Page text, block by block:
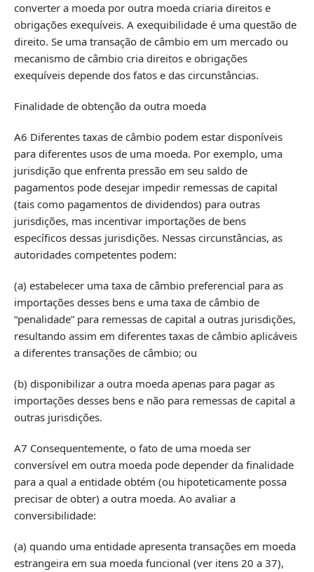
converter a moeda por outra moeda criaria direitos e
obrigações exequíveis. A exequibilidade é uma questão de
direito. Se uma transação de câmbio em um mercado ou
mecanismo de câmbio cria direitos e obrigações
exequíveis depende dos fatos e das circunstâncias.
Finalidade de obtenção da outra moeda
A6 Diferentes taxas de câmbio podem estar disponíveis
para diferentes usos de uma moeda. Por exemplo, uma
jurisdição que enfrenta pressão em seu saldo de
pagamentos pode desejar impedir remessas de capital
(tais como pagamentos de dividendos) para outras
jurisdições, mas incentivar importações de bens
específicos dessas jurisdições. Nessas circunstâncias, as
autoridades competentes podem:
(a) estabelecer uma taxa de câmbio preferencial para as
importações desses bens e uma taxa de câmbio de
“penalidade” para remessas de capital a outras jurisdições,
resultando assim em diferentes taxas de câmbio aplicáveis
a diferentes transações de câmbio; ou
(b) disponibilizar a outra moeda apenas para pagar as
importações desses bens e não para remessas de capital a
outras jurisdições.
A7 Consequentemente, o fato de uma moeda ser
conversível em outra moeda pode depender da finalidade
para a qual a entidade obtém (ou hipoteticamente possa
precisar de obter) a outra moeda. Ao avaliar a
conversibilidade:
(a) quando uma entidade apresenta transações em moeda
estrangeira em sua moeda funcional (ver itens 20 a 37),